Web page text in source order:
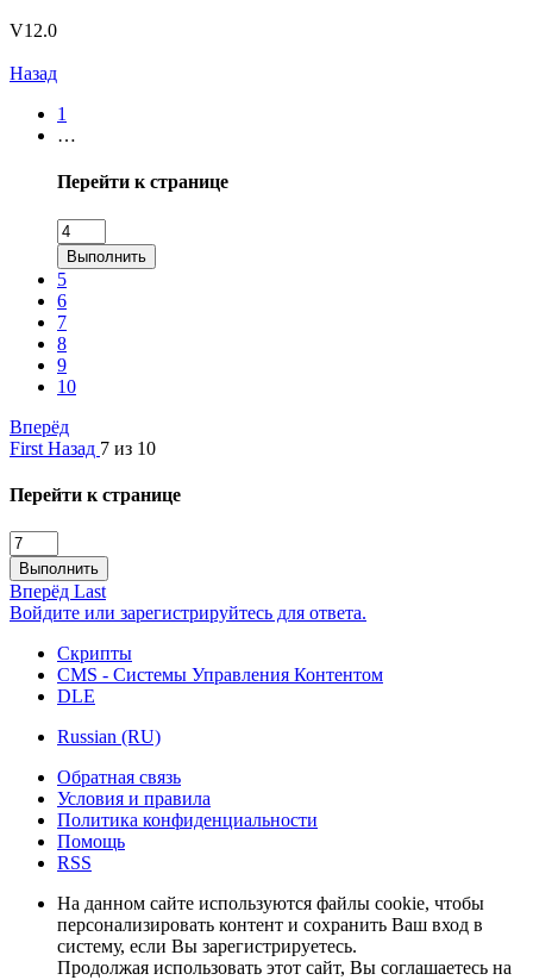
V12.0
Назад
1
…
Перейти к странице
Выполнить
5
6
7
8
9
10
Вперёд
First Назад 7 из 10
Перейти к странице
Выполнить
Вперёд Last
Войдите или зарегистрируйтесь для ответа.
Скрипты
CMS - Системы Управления Контентом
DLE
Russian (RU)
Обратная связь
Условия и правила
Политика конфиденциальности
Помощь
RSS
На данном сайте используются файлы cookie, чтобы
персонализировать контент и сохранить Ваш вход в
систему, если Вы зарегистрируетесь.
Продолжая использовать этот сайт, Вы соглашаетесь на